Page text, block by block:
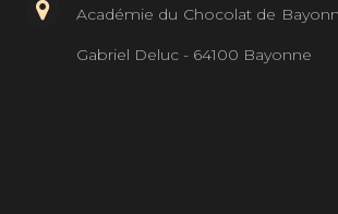
Académie du Chocolat de
Gabriel Deluc - 64100 Bayonne